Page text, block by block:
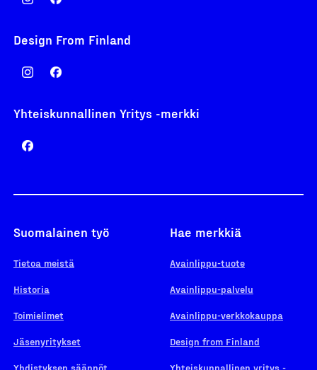
Design From Finland
Yhteiskunnallinen Yritys -merkki
Suomalainen työ
Tietoa meistä
Historia
Toimielimet
Jäsenyritykset
Yhdistyksen säännöt
Hae merkkiä
Avainlippu-tuote
Avainlippu-palvelu
Avainlippu-verkkokauppa
Design from Finland
Yhteiskunnallinen yritys -